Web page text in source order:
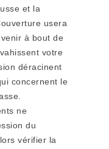
et la
usera
à bout de
votre
déracinent
concernent le
ne
du
vérifier la